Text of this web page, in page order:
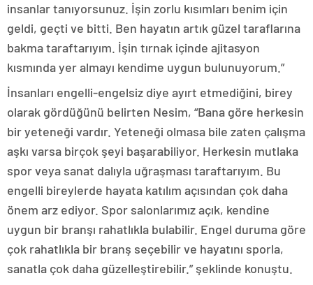
insanlar tanıyorsunuz. İşin zorlu kısımları benim için
geldi, geçti ve bitti. Ben hayatın artık güzel taraflarına
bakma taraftarıyım. İşin tırnak içinde ajitasyon
kısmında yer almayı kendime uygun bulunuyorum.”
İnsanları engelli-engelsiz diye ayırt etmediğini, birey
olarak gördüğünü belirten Nesim, “Bana göre herkesin
bir yeteneği vardır. Yeteneği olmasa bile zaten çalışma
aşkı varsa birçok şeyi başarabiliyor. Herkesin mutlaka
spor veya sanat dalıyla uğraşması taraftarıyım. Bu
engelli bireylerde hayata katılım açısından çok daha
önem arz ediyor. Spor salonlarımız açık, kendine
uygun bir branşı rahatlıkla bulabilir. Engel duruma göre
çok rahatlıkla bir branş seçebilir ve hayatını sporla,
sanatla çok daha güzelleştirebilir.” şeklinde konuştu.